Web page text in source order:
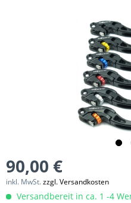
90,00 €
inkl. MwSt.zzgl. Versandkosten
Versandbereit in ca. 1 -4